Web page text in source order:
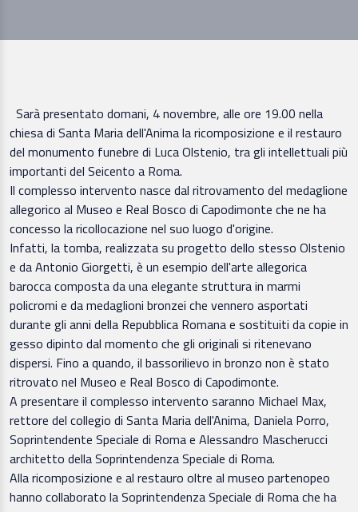
Sarà presentato domani, 4 novembre, alle ore 19.00 nella
chiesa di Santa Maria dell'Anima la ricomposizione e il restauro
del monumento funebre di Luca Olstenio, tra gli intellettuali più
importanti del Seicento a Roma.
Il complesso intervento nasce dal ritrovamento del medaglione
allegorico al Museo e Real Bosco di Capodimonte che ne ha
concesso la ricollocazione nel suo luogo d'origine.
Infatti, la tomba, realizzata su progetto dello stesso Olstenio
e da Antonio Giorgetti, è un esempio dell'arte allegorica
barocca composta da una elegante struttura in marmi
policromi e da medaglioni bronzei che vennero asportati
durante gli anni della Repubblica Romana e sostituiti da copie in
gesso dipinto dal momento che gli originali si ritenevano
dispersi. Fino a quando, il bassorilievo in bronzo non è stato
ritrovato nel Museo e Real Bosco di Capodimonte.
A presentare il complesso intervento saranno Michael Max,
rettore del collegio di Santa Maria dell'Anima, Daniela Porro,
Soprintendente Speciale di Roma e Alessandro Mascherucci
architetto della Soprintendenza Speciale di Roma.
Alla ricomposizione e al restauro oltre al museo partenopeo
hanno collaborato la Soprintendenza Speciale di Roma che ha